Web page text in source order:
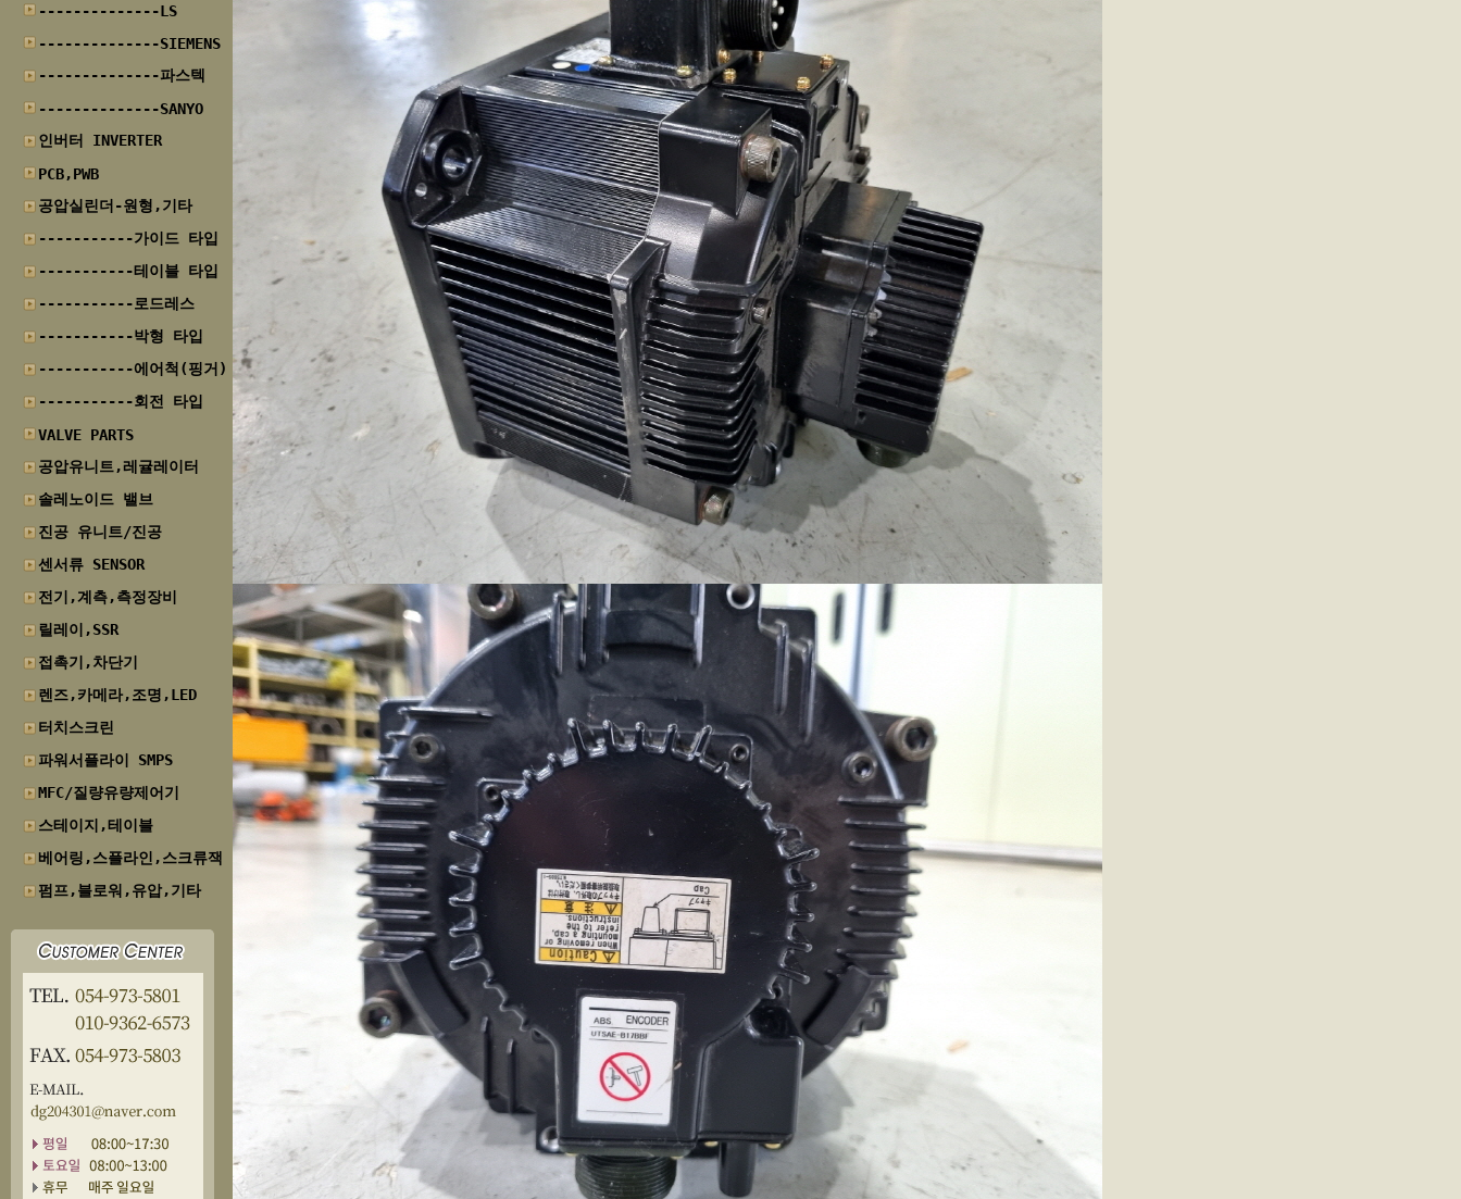
--------------LS
--------------SIEMENS
--------------파스텍
--------------SANYO
인버터 INVERTER
PCB,PWB
공압실린더-원형,기타
-----------가이드 타입
-----------테이블 타입
-----------로드레스
-----------박형 타입
-----------에어척(핑거)
-----------회전 타입
VALVE PARTS
공압유니트,레귤레이터
솔레노이드 밸브
진공 유니트/진공
센서류 SENSOR
전기,계측,측정장비
릴레이,SSR
접촉기,차단기
렌즈,카메라,조명,LED
터치스크린
파워서플라이 SMPS
MFC/질량유량제어기
스테이지,테이블
베어링,스플라인,스크류잭
펌프,블로워,유압,기타